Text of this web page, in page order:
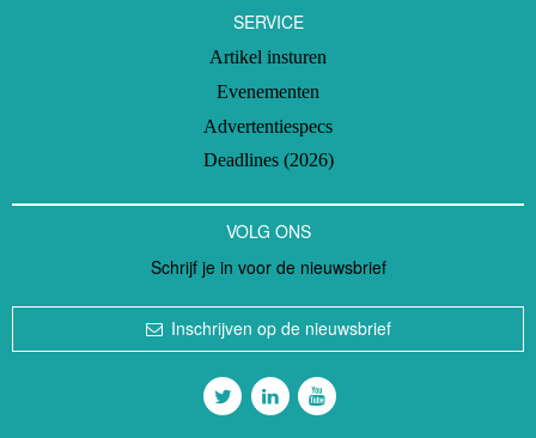
SERVICE
Artikel insturen
Evenementen
Advertentiespecs
Deadlines (2026)
VOLG ONS
Schrijf je in voor de nieuwsbrief
Inschrijven op de nieuwsbrief